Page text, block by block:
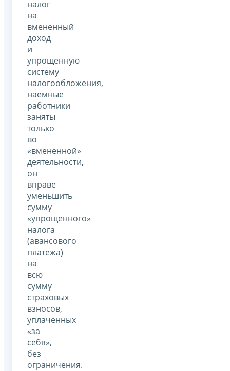
налог
на
вмененный
доход
и
упрощенную
систему
налогообложения,
наемные
работники
заняты
только
во
«вмененной»
деятельности,
он
вправе
уменьшить
сумму
«упрощенного»
налога
(авансового
платежа)
на
всю
сумму
страховых
взносов,
уплаченных
«за
себя»,
без
ограничения.